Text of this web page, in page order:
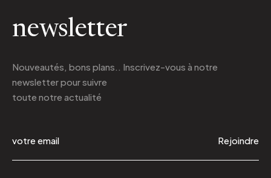
newsletter
Nouveautés, bons plans.. Inscrivez-vous à notre
newsletterpour suivre
toute notre actualité
Rejoindre